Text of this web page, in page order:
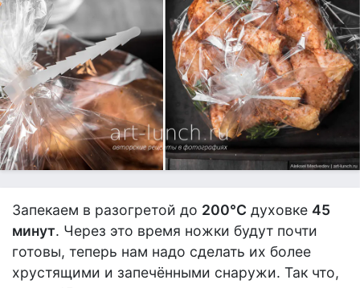
Запекаем в разогретой до 200°С духовке 45
минут. Через это время ножки будут почти
готовы, теперь нам надо сделать их более
хрустящими и запечёнными снаружи. Так что,